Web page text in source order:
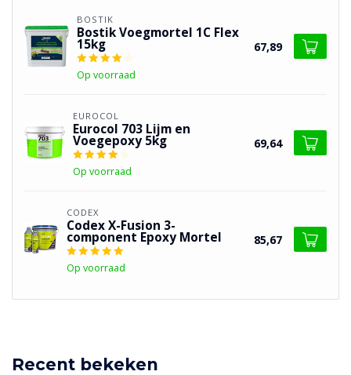
BOSTIK
Bostik Voegmortel 1C Flex
15kg
Op voorraad
67,89
EUROCOL
Eurocol 703 Lijm en
Voegepoxy 5kg
Op voorraad
69,64
CODEX
Codex X-Fusion 3-
component Epoxy Mortel
Op voorraad
85,67
Recent bekeken